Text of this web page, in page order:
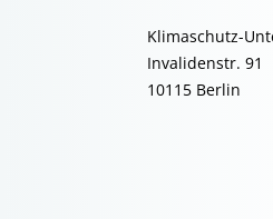
Klimaschutz-
Invalidenstr. 91
10115 Berlin